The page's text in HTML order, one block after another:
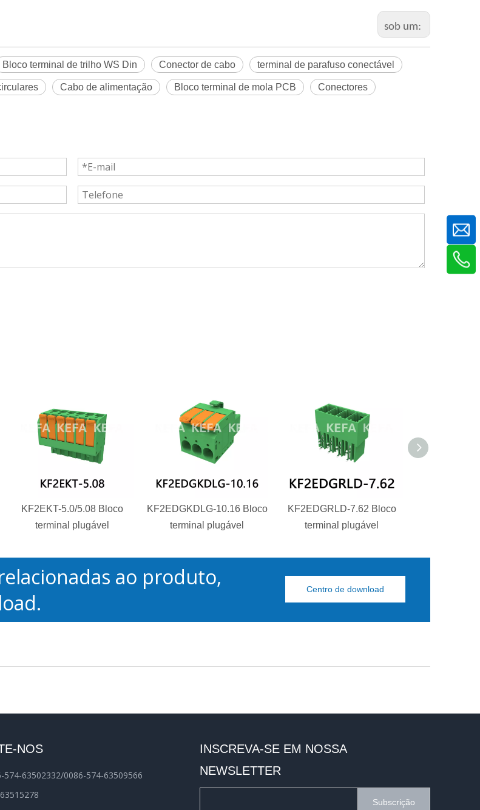
sob um:
Bloco terminal de trilho WS Din Conector de cabo terminal de parafuso conectável
Cabo de alimentação Bloco terminal de mola PCB Conectores
KF2EKT-5.0/5.08 Bloco
terminal plugável
KF2EDGKDLG-10.16 Bloco
terminal plugável
KF2EDGRLD-7.62 Bloco
terminal plugável
ao produto,
Centro de download
NOS
574-63502332/0086-574-63509566
INSCREVA-SE EM NOSSA
NEWSLETTER
Subscrição